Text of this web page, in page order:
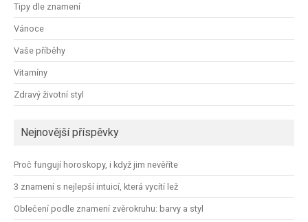
Tipy dle znamení
Vánoce
Vaše příběhy
Vitamíny
Zdravý životní styl
Nejnovější příspěvky
Proč fungují horoskopy, i když jim nevěříte
3 znamení s nejlepší intuicí, která vycítí lež
Oblečení podle znamení zvěrokruhu: barvy a styl